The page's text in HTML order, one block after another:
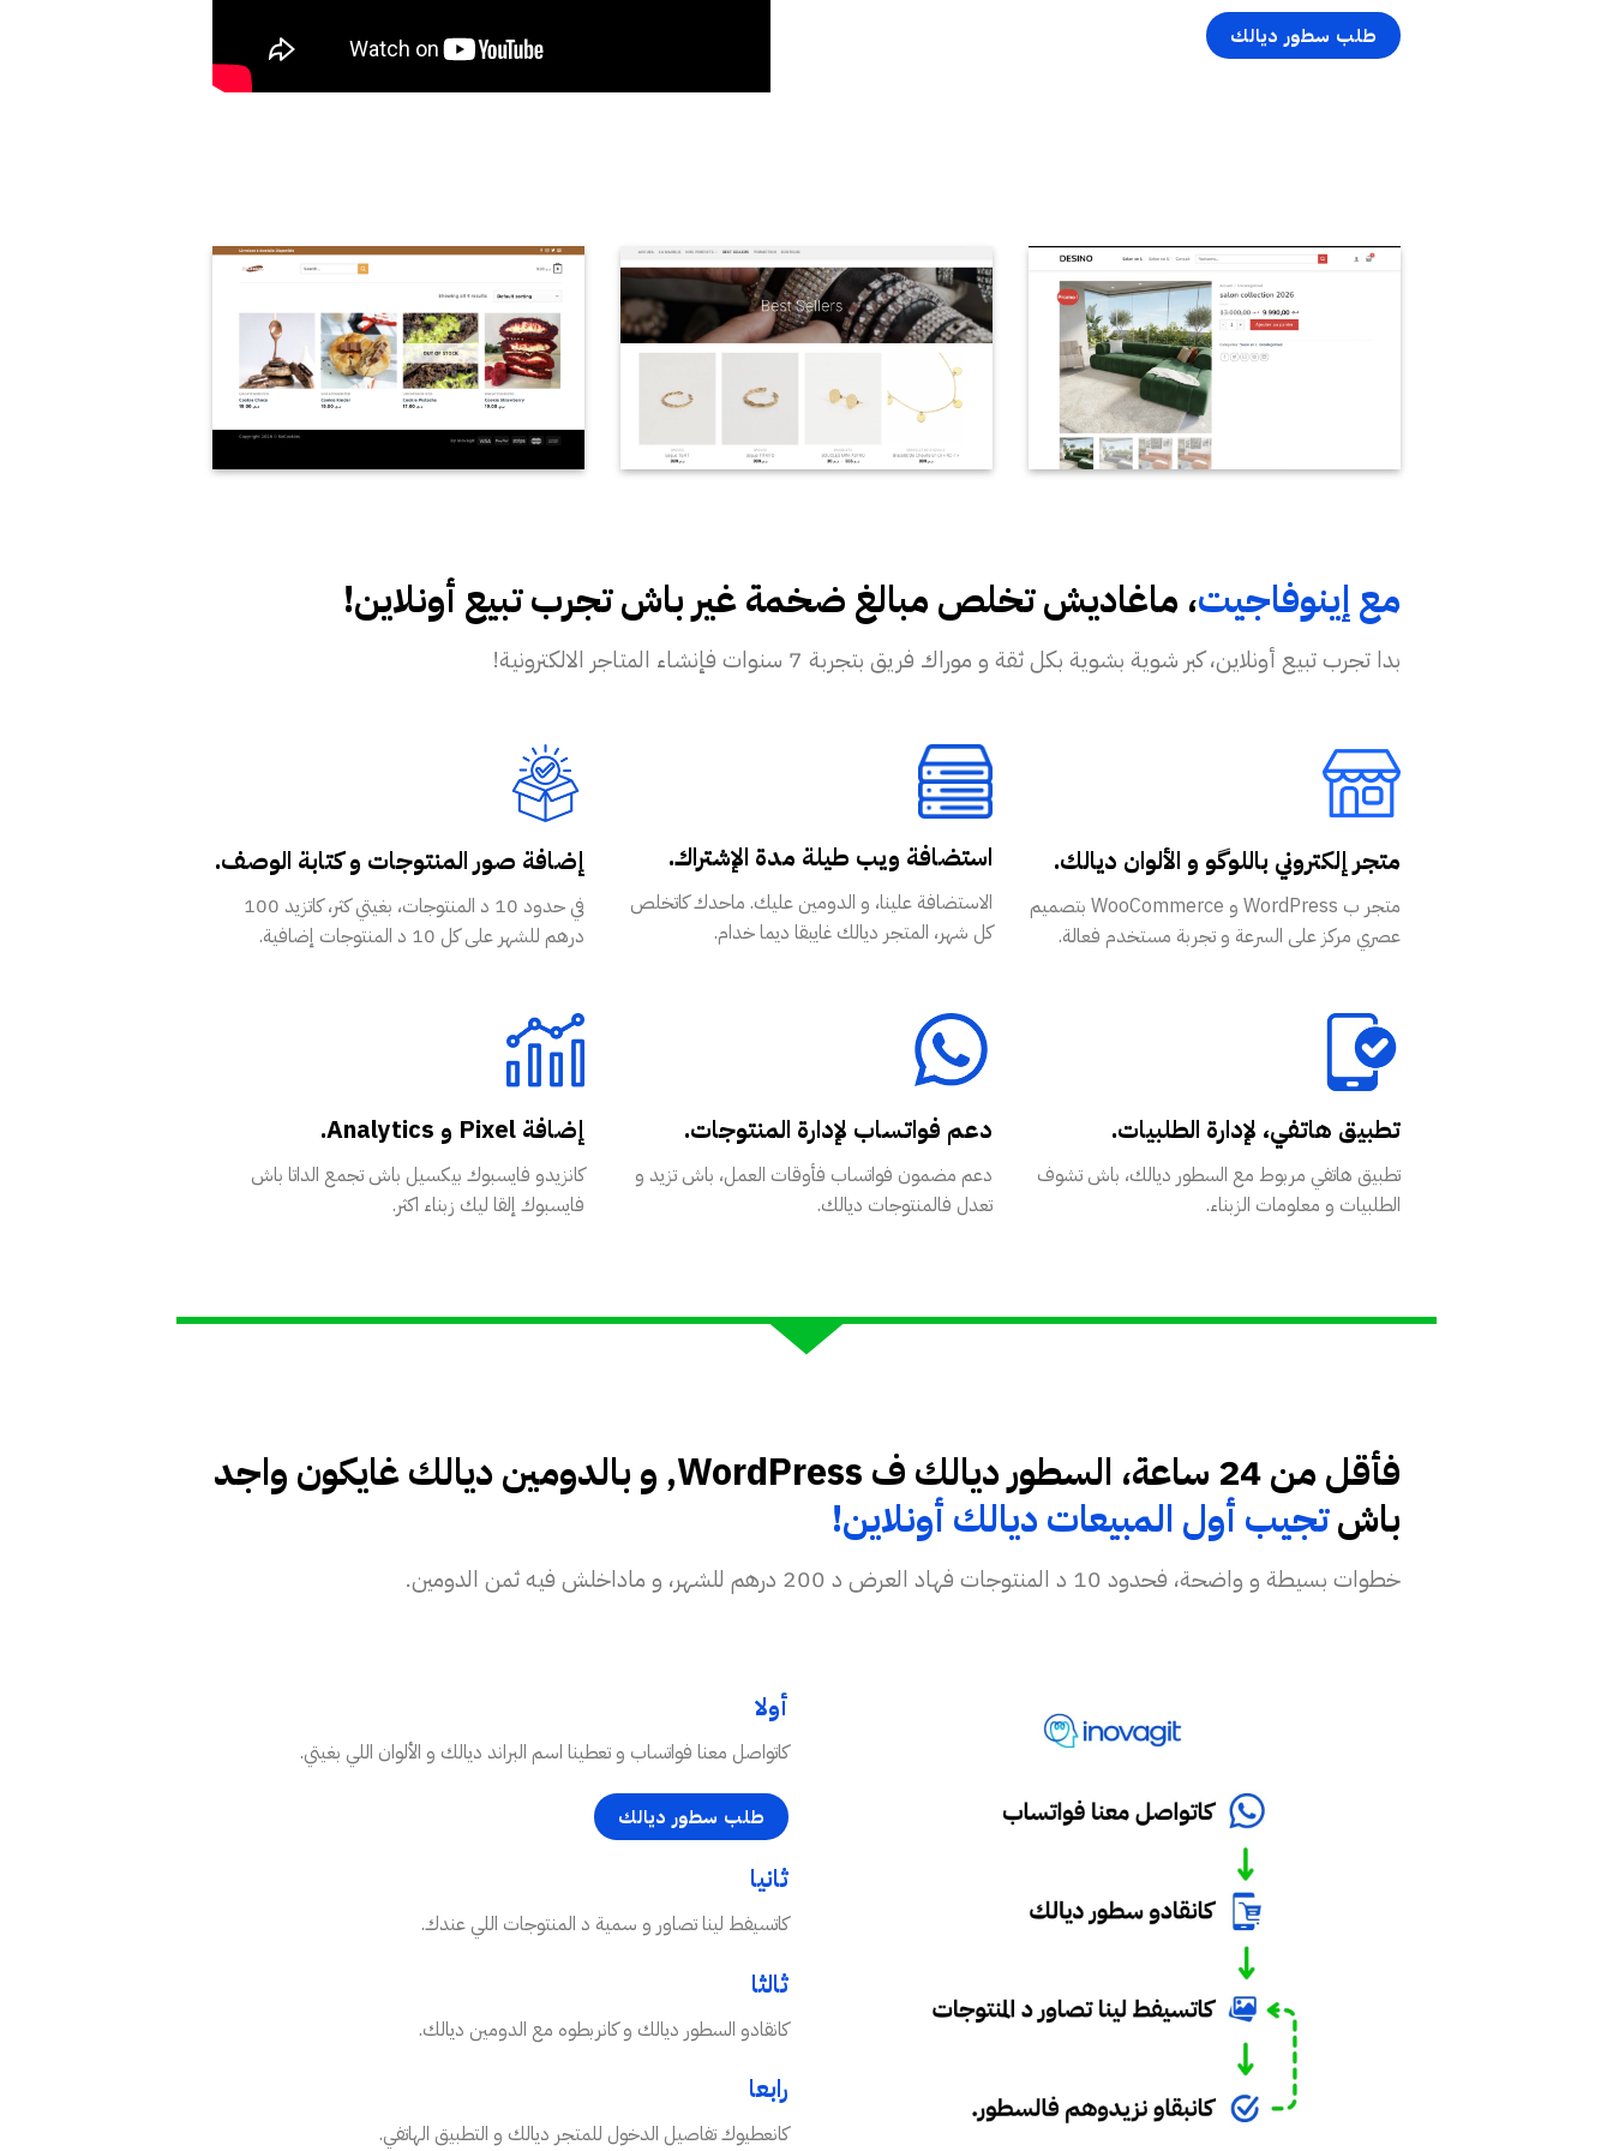
طلب سطور ديالك
مع إينوفاجيت، ماغاديش تخلص مبالغ ضخمة غير باش تجرب تبيع أونلاين!
بدا تجرب تبيع أونلاين، كبر شوية بشوية بكل ثقة و موراك فريق بتجربة 7 سنوات فإنشاء المتاجر الالكترونية!
إضافة صور المنتوجات و كتابة الوصف.
في حدود 10 د المنتوجات، بغيتي كثر، كاتزيد 100
درهم للشهر على كل 10 د المنتوجات إضافية.
استضافة ويب طيلة مدة الإشتراك.
الاستضافة علينا، و الدومين عليك. ماحدك كاتخلص
كل شهر، المتجر ديالك غايبقا ديما خدام.
متجر إلكتروني باللوگو و الألوان ديالك.
متجر ب WordPress و WooCommerce بتصميم
عصري مركز على السرعة و تجربة مستخدم فعالة.
إضافة Pixel و Analytics.
كانزيدو فايسبوك بيكسيل باش تجمع الداتا باش
فايسبوك إلقا ليك زبناء اكثر.
دعم فواتساب لإدارة المنتوجات.
دعم مضمون فواتساب فأوقات العمل، باش تزيد و
تعدل فالمنتوجات ديالك.
تطبيق هاتفي، لإدارة الطلبيات.
تطبيق هاتفي مربوط مع السطور ديالك، باش تشوف
الطلبيات و معلومات الزبناء.
فأقل من 24 ساعة، السطور ديالك ف WordPress, و بالدومين ديالك غايكون واجد
باشتجيب أول المبيعات ديالك أونلاين!
خطوات بسيطة و واضحة، فحدود 10 د المنتوجات فهاد العرض د 200 درهم للشهر، و ماداخلش فيه ثمن الدومين.
أولا
كاتواصل معنا فواتساب و تعطينا اسم البراند ديالك و الألوان اللي بغيتي.
طلب سطور ديالك
ثانيا
كاتسيفط لينا تصاور و سمية د المنتوجات اللي عندك.
ثالثا
كانقادو السطور ديالك و كانربطوه مع الدومين ديالك.
رابعا
كانعطيوك تفاصيل الدخول للمتجر ديالك و التطبيق الهاتفي.